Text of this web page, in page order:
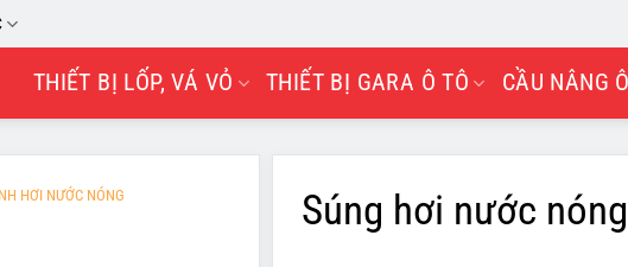
THIẾT BỊ LỐP, VÁ VỎ THIẾT BỊ GARA Ô TÔ CẦU NÂNG
HƠI NƯỚC NÓNG Súng hơi nước